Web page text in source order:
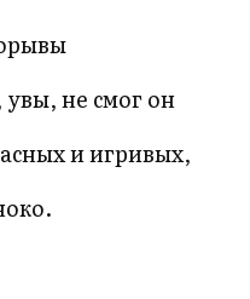
не смог он
и игривых,